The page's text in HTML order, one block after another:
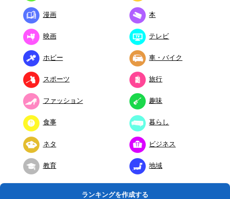
漫画 本
映画 テレビ
ホビー 車・バイク
スポーツ 旅行
ファッション 趣味
食事 暮らし
ネタ ビジネス
教育 地域
ランキングを作成する